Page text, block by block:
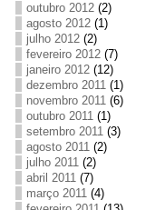
outubro 2012(2)
agosto 2012(1)
julho 2012(2)
fevereiro 2012(7)
janeiro 2012(12)
dezembro 2011(1)
novembro 2011(6)
outubro 2011(1)
setembro 2011(3)
agosto 2011(2)
julho 2011(2)
abril 2011(7)
março 2011(4)